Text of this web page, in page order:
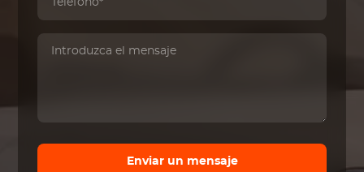
Enviar un mensaje